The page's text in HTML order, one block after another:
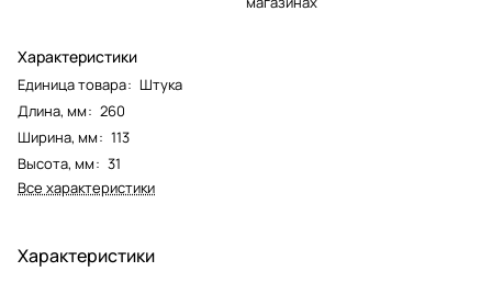
Характеристики
Единица товара: Штука
Длина, мм: 260
Ширина, мм: 113
Высота, мм: 31
Все характеристики
Характеристики